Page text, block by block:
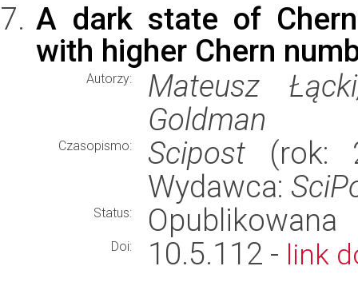
A dark state of
with higher Chern
Autorzy:
Mateusz
Goldman
Czasopismo: Scipost (rok:
Wydawca:
Status: Opublikowana
Doi: 10.5.112 - link